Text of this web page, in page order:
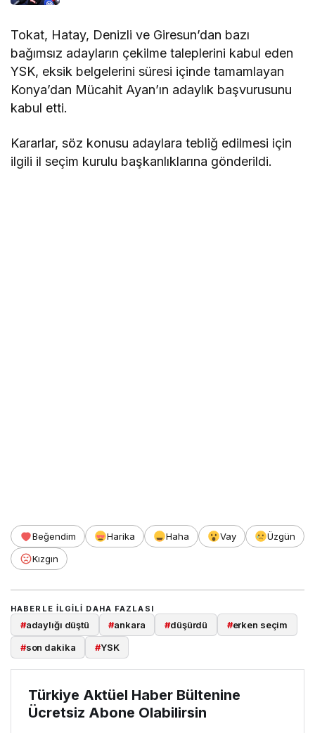
Tokat, Hatay, Denizli ve Giresun’dan bazı
bağımsız adayların çekilme taleplerini kabul eden
YSK, eksik belgelerini süresi içinde tamamlayan
Konya’dan Mücahit Ayan’ın adaylık başvurusunu
kabul etti.
Kararlar, söz konusu adaylara tebliğ edilmesi için
ilgili il seçim kurulu başkanlıklarına gönderildi.
Beğendim Harika Haha Vay
Üzgün
Kızgın
HABERLE ILGILI DAHA FAZLASI
#adaylığı düştü #ankara #düşürdü #erken seçim
#son dakika #YSK
Türkiye Aktüel Haber Bültenine
Ücretsiz Abone Olabilirsin